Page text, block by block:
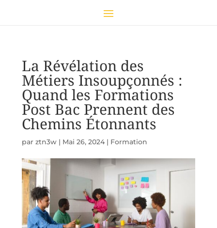
La Révélation des
Métiers Insoupçonnés :
Quand les Formations
Post Bac Prennent des
Chemins Étonnants
par ztn3w| Mai 26, 2024| Formation